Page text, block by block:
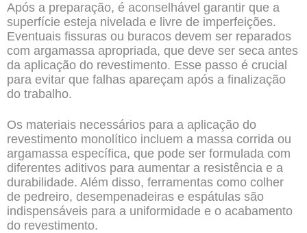
Após a preparação, é aconselhável garantir que a
superfície esteja nivelada e livre de imperfeições.
Eventuais fissuras ou buracos devem ser reparados
com argamassa apropriada, que deve ser seca antes
da aplicação do revestimento. Esse passo é crucial
para evitar que falhas apareçam após a finalização
do trabalho.
Os materiais necessários para a aplicação do
revestimento monolítico incluem a massa corrida ou
argamassa específica, que pode ser formulada com
diferentes aditivos para aumentar a resistência e a
durabilidade. Além disso, ferramentas como colher
de pedreiro, desempenadeiras e espátulas são
indispensáveis para a uniformidade e o acabamento
do revestimento.